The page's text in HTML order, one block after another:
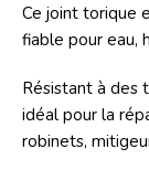
Ce joint torique
fiable pour eau,
Résistant à des
idéal pour la
robinets,